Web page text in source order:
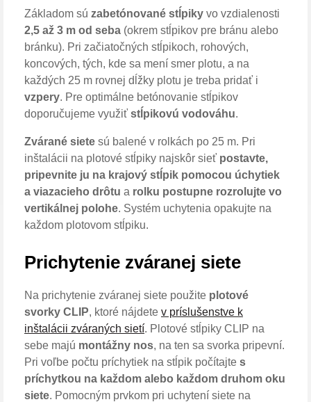
Základom sú zabetónované stĺpiky
2,5 až 3 m od seba (okrem stĺpikov pre bránu alebo
bránku). Pri začiatočných stĺpikoch, rohových,
koncových, tých, kde sa mení smer plotu, a na
vzpery. Pre optimálne betónovanie stĺpikov
doporučujeme využiť stĺpikovú vodováhu.
Zvárané siete sú balené v rolkách po 25 m. Pri
inštalácii na plotové stĺpiky najskôr sieť postavte,
pripevnite ju na krajový stĺpik pomocou úchytiek
a viazacieho drôtu a rolku postupne rozrolujte vo
vertikálnej polohe. Systém uchytenia opakujte na
každom plotovom stĺpiku.
Prichytenie zváranej siete
Na prichytenie zváranej siete použite plotové
svorky CLIP, ktoré nájdete v príslušenstve k
inštalácii zváraných sietí. Plotové stĺpiky CLIP na
sebe majú montážny nos, na ten sa svorka pripevní.
Pri voľbe počtu príchytiek na stĺpik počítajte s
príchytkou na každom alebo každom druhom oku
siete. Pomocným prvkom pri uchytení siete na